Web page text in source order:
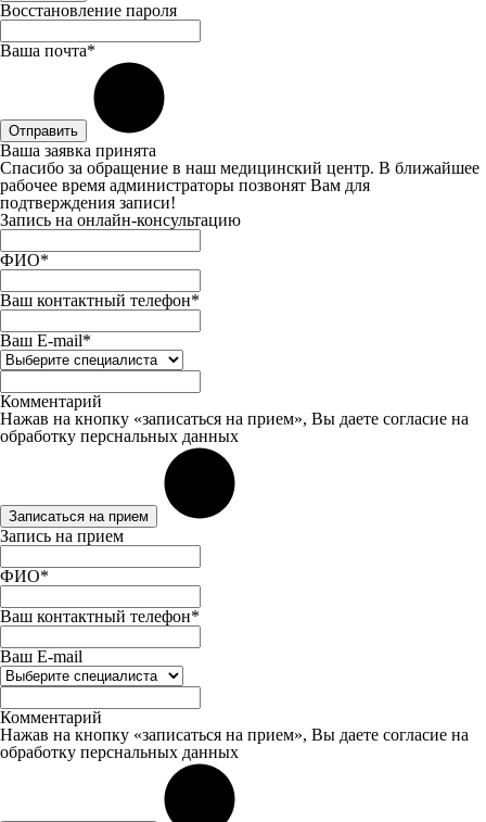
Восстановление пароля
Ваша почта*
Отправить
Ваша заявка принята
Спасибо за обращение в наш медицинский центр. В ближайшее
рабочее время администраторы позвонят Вам для
подтверждения записи!
Запись на онлайн-консультацию
ФИО*
Ваш контактный телефон*
Ваш E-mail*
Комментарий
Нажав на кнопку «записаться на прием», Вы даете согласие на
обработку перснальных данных
Записаться на прием
Запись на прием
ФИО*
Ваш контактный телефон*
Ваш E-mail
Комментарий
Нажав на кнопку «записаться на прием», Вы даете согласие на
обработку перснальных данных